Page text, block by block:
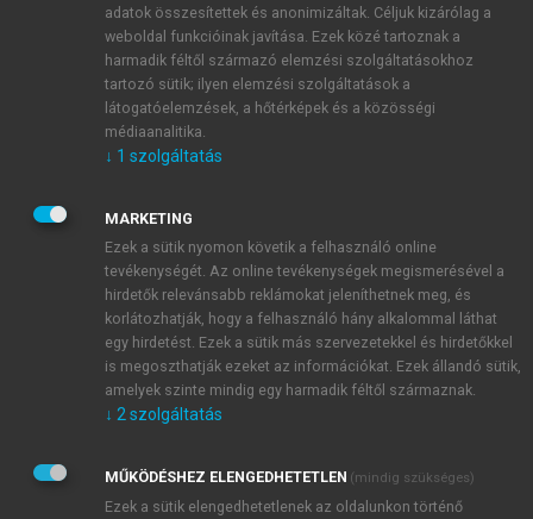
E-MAIL-CÍM
JELSZÓ
JELSZÓ ÚJRA
Kérek értesítést a MeRSZ újdonságairól, akcióiról.
Kérek értesítést az Akadémiai Kiadó Zrt. újdonságairól,
Adatkezelési tájékoztatóbanfoglaltakat tudomásul
veszem és elfogadom.
adatok összesítettek és anonimizáltak. Céljuk kizárólag a
weboldal funkcióinak javítása. Ezek közé tartoznak a
harmadik féltől származó elemzési szolgáltatásokhoz
tartozó sütik; ilyen elemzési szolgáltatások a
látogatóelemzések, a hőtérképek és a közösségi
médiaanalitika.
↓ 1 szolgáltatás
MARKETING
Ezek a sütik nyomon követik a felhasználó online
tevékenységét. Az online tevékenységek megismerésével a
hirdetők relevánsabb reklámokat jeleníthetnek meg, és
korlátozhatják, hogy a felhasználó hány alkalommal láthat
egy hirdetést. Ezek a sütik más szervezetekkel és hirdetőkkel
is megoszthatják ezeket az információkat. Ezek állandó sütik,
amelyek szinte mindig egy harmadik féltől származnak.
↓ 2 szolgáltatás
MŰKÖDÉSHEZ ELENGEDHETETLEN (mindig szükséges)
Ezek a sütik elengedhetetlenek az oldalunkon történő